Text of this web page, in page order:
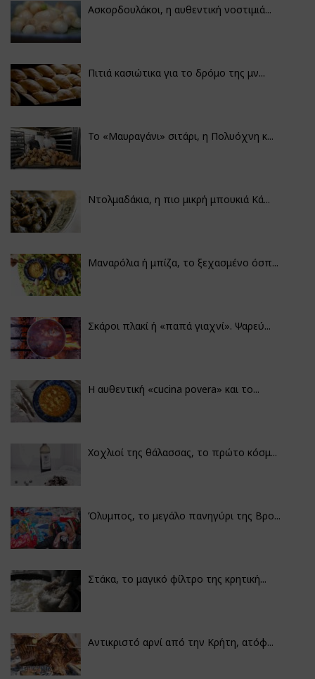
Ασκορδουλάκοι, η αυθεντική νοστιμιά...
Πιτιά κασιώτικα για το δρόμο της μν...
Το «Μαυραγάνι» σιτάρι, η Πολυόχνη κ...
Ντολμαδάκια, η πιο μικρή μπουκιά Κά...
Μαναρόλια ή μπίζα, το ξεχασμένο όσπ...
Σκάροι πλακί ή «παπά γιαχνί». Ψαρεύ...
Η αυθεντική «cucina povera» και το...
Χοχλιοί της θάλασσας, το πρώτο κόσμ...
Όλυμπος, το μεγάλο πανηγύρι της Βρο...
Στάκα, το μαγικό φίλτρο της κρητική...
Αντικριστό αρνί από την Κρήτη, ατόφ...